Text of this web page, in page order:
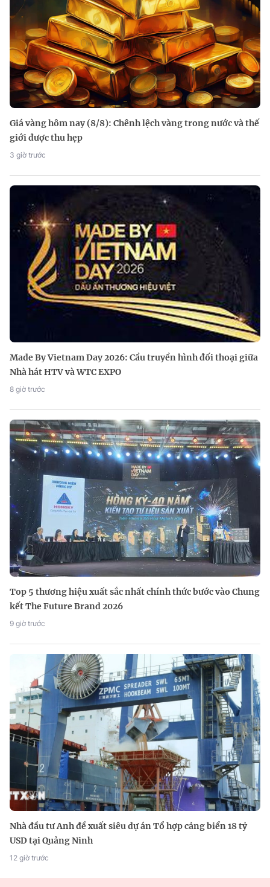
Giá vàng hôm nay (8/8): Chênh lệch vàng trong nước và thế
giới được thu hẹp
3 giờ trước
Made By Vietnam Day 2026: Cầu truyền hình đối thoại giữa
Nhà hát HTV và WTC EXPO
8 giờ trước
Top 5 thương hiệu xuất sắc nhất chính thức bước vào Chung
kết The Future Brand 2026
9 giờ trước
Nhà đầu tư Anh đề xuất siêu dự án Tổ hợp cảng biển 18 tỷ
USD tại Quảng Ninh
12 giờ trước